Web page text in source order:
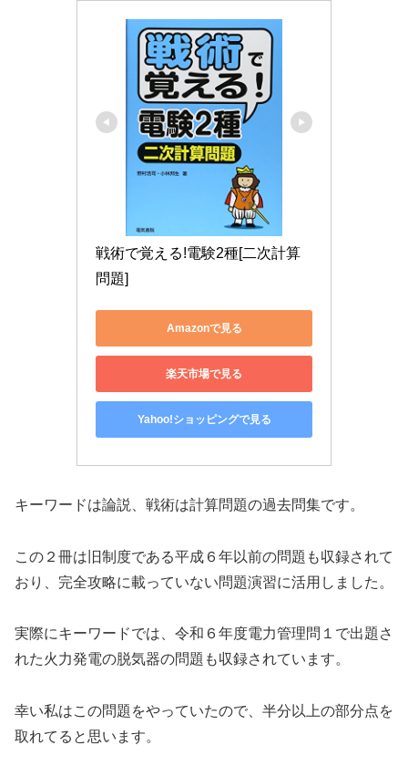
戦術で覚える!電験2種[二次計算
問題]
Amazonで見る
楽天市場で見る
Yahoo!ショッピングで見る
キーワードは論説、戦術は計算問題の過去問集です。
この２冊は旧制度である平成６年以前の問題も収録されて
おり、完全攻略に載っていない問題演習に活用しました。
実際にキーワードでは、令和６年度電力管理問１で出題さ
れた火力発電の脱気器の問題も収録されています。
幸い私はこの問題をやっていたので、半分以上の部分点を
取れてると思います。